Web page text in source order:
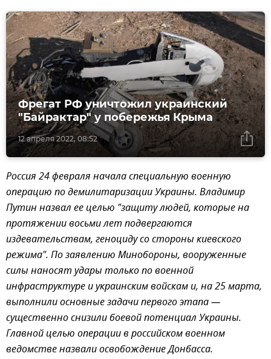
12 апреля 2022, 08:52
Фрегат РФ уничтожил украинский
"Байрактар" у побережья Крыма
Россия 24 февраля начала специальную военную
операцию по демилитаризации Украины. Владимир
Путин назвал ее целью "защиту людей, которые на
протяжении восьми лет подвергаются
издевательствам, геноциду со стороны киевского
режима". По заявлению Минобороны, вооруженные
силы наносят удары только по военной
инфраструктуре и украинским войскам и, на 25 марта,
выполнили основные задачи первого этапа —
существенно снизили боевой потенциал Украины.
Главной целью операции в российском военном
ведомстве назвали освобождение Донбасса.